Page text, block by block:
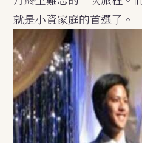
就是小資家庭的首選了。